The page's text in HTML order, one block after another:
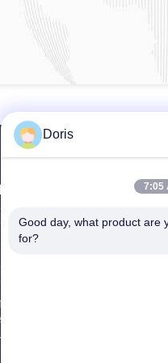
Liangchuan
Co.,Ltd
rappellera au plus vite.
Doris
7:05
Good day, what product are
for?